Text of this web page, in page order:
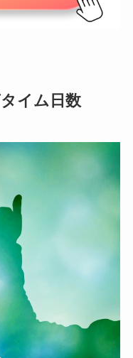
イム日数